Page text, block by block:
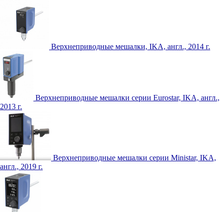
Верхнеприводные мешалки, IKA, англ., 2014 г.
Верхнеприводные мешалки серии Eurostar, IKA, англ.,
2013 г.
Верхнеприводные мешалки серии Ministar, IKA,
англ., 2019 г.